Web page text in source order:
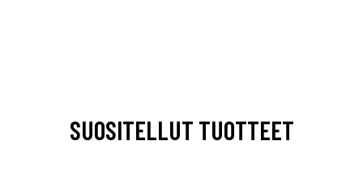
SUOSITELLUT TUOTTEET